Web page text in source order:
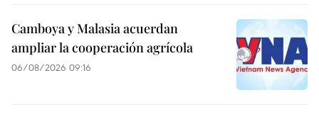
Camboya y Malasia acuerdan
ampliar la cooperación agrícola
06/08/2026 09:16